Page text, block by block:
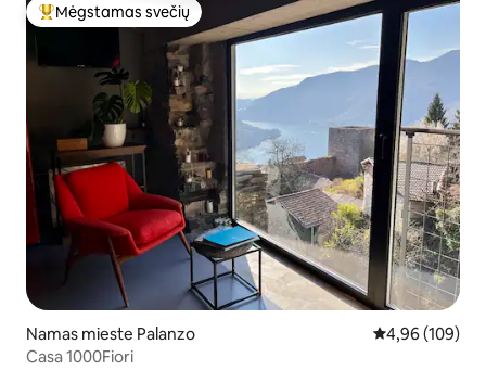
Svečių mėgstamiausias
Mėgstamas svečių
Namas mieste Palanzo Vidutinis
4,96 (109)
Casa 1000Fiori